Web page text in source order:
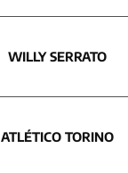
WILLY SERRATO
ATLÉTICO TORINO